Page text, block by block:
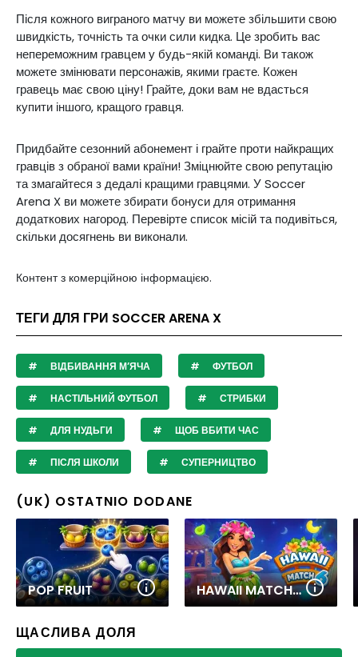
Після кожного виграного матчу ви можете збільшити свою
швидкість, точність та очки сили кидка. Це зробить вас
непереможним гравцем у будь-якій команді. Ви також
можете змінювати персонажів, якими граєте. Кожен
гравець має свою ціну! Грайте, доки вам не вдасться
купити іншого, кращого гравця.
Придбайте сезонний абонемент і грайте проти найкращих
гравців з обраної вами країни! Зміцнюйте свою репутацію
та змагайтеся з дедалі кращими гравцями. У Soccer
Arena X ви можете збирати бонуси для отримання
додаткових нагород. Перевірте список місій та подивіться,
скільки досягнень ви виконали.
Контент з комерційною інформацією.
ТЕГИ ДЛЯ ГРИ SOCCER ARENA X
ВІДБИВАННЯ М’ЯЧА ФУТБОЛ
НАСТІЛЬНИЙ ФУТБОЛ СТРИБКИ
ДЛЯ НУДЬГИ ЩОБ ВБИТИ ЧАС
ПІСЛЯ ШКОЛИ СУПЕРНИЦТВО
(UK) OSTATNIO DODANE
POP FRUIT HAWAII MATCH 6
ЩАСЛИВА ДОЛЯ